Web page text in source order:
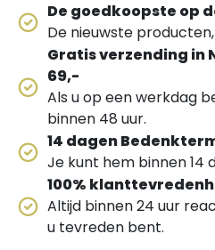
De goedkoopste op
De nieuwste
Gratis verzending in
69,-
Als u op een werkdag
binnen 48 uur.
14 dagen
Je kunt hem binnen 14
100%
Altijd binnen 24 uur
u tevreden bent.